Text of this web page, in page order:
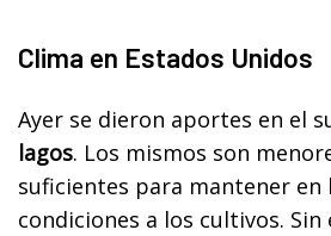
Clima en Estados Unidos
Ayer se dieron aportes en el
lagos. Los mismos son
suficientes para mantener en
condiciones a los cultivos. Sin